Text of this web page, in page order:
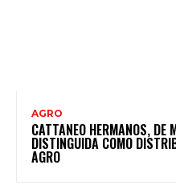
AGRO
CATTANEO HERMANOS, DE
DISTINGUIDA COMO
AGRO